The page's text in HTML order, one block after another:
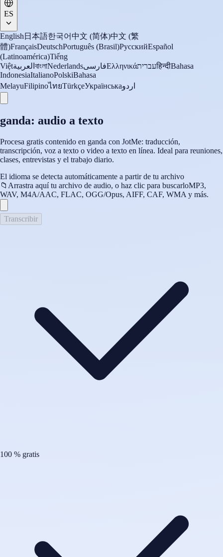
ES
English 日本語한국어中文 (简体)中文 (繁
體)FrançaisDeutschPortuguês (Brasil)РусскийEspañol
(Latinoamérica)Tiếng
Việtالعربية বাংলাNederlandsفارسیΕλληνικάעבריתहिन्दीBahasa
IndonesiaItalianoPolskiBahasa
MelayuFilipinoไทยTürkçeУкраїнськаاردو
ganda: audio a texto
Procesa gratis contenido en ganda con JotMe: traducción,
transcripción, voz a texto o video a texto en línea. Ideal para reuniones,
clases, entrevistas y el trabajo diario.
El idioma se detecta automáticamente a partir de tu archivo
📁 Arrastra aquí tu archivo de audio, o haz clic para buscarloMP3,
WAV, M4A/AAC, FLAC, OGG/Opus, AIFF, CAF, WMA y más.
Transcribir
100 % gratis